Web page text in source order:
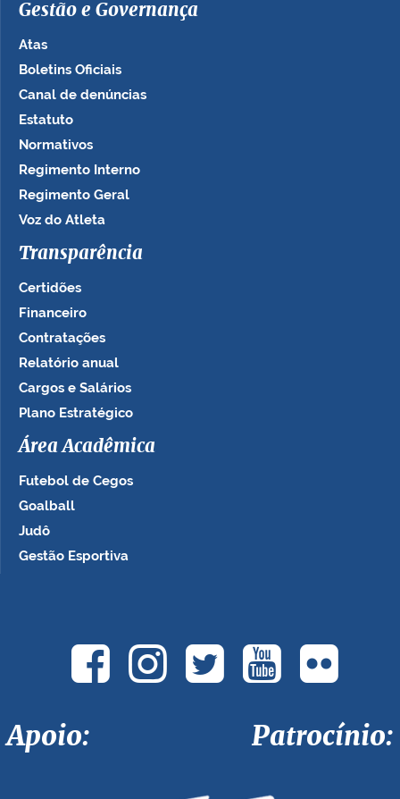
Gestão e Governança
Atas
Boletins Oficiais
Canal de denúncias
Estatuto
Normativos
Regimento Interno
Regimento Geral
Voz do Atleta
Transparência
Certidões
Financeiro
Contratações
Relatório anual
Cargos e Salários
Plano Estratégico
Área Acadêmica
Futebol de Cegos
Goalball
Judô
Gestão Esportiva
Apoio: Patrocínio: